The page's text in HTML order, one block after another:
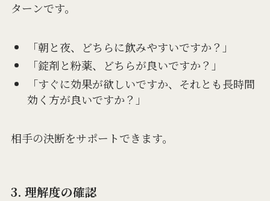
ターンです。
「朝と夜、どちらに飲みやすいですか？」
「錠剤と粉薬、どちらが良いですか？」
「すぐに効果が欲しいですか、それとも長時間
効く方が良いですか？」
相手の決断をサポートできます。
3. 理解度の確認